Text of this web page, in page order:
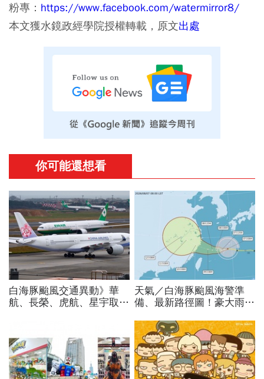
粉專： https://www.facebook.com/watermirror8/
本文獲水鏡政經學院授權轉載，原文出處